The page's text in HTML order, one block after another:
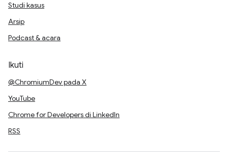
Studi kasus
Arsip
Podcast & acara
Ikuti
@ChromiumDev pada X
YouTube
Chrome for Developers di LinkedIn
RSS